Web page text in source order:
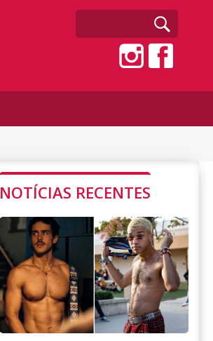
NOTÍCIAS RECENTES